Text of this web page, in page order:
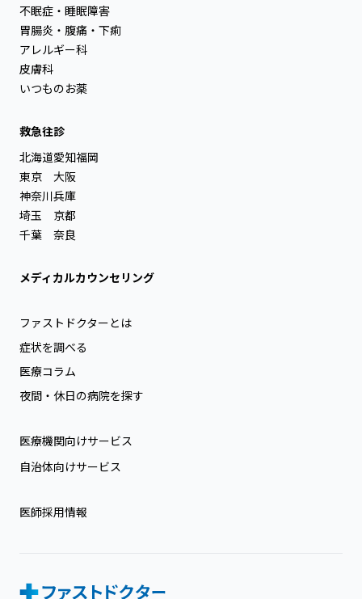
不眠症・睡眠障害
胃腸炎・腹痛・下痢
アレルギー科
皮膚科
いつものお薬
救急往診
北海道
東京
神奈川
埼玉
千葉
愛知
大阪
兵庫
京都
奈良
福岡
メディカルカウンセリング
ファストドクターとは
症状を調べる
医療コラム
夜間・休日の病院を探す
医療機関向けサービス
自治体向けサービス
医師採用情報